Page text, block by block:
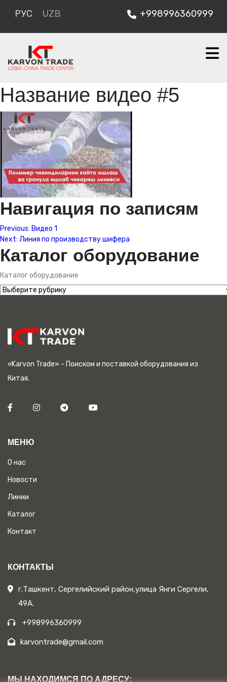
РУС UZB +998996360999
Название видео #5
Навигация по записям
Previous: Видео 1
Next: Линия по производству шифера
Каталог оборудование
Каталог оборудование
«Karvon Trade» - Поиском и поставкой оборудования из
Китая.
МЕНЮ
О нас
Новости
Линии
Каталог
Контакт
КОНТАКТЫ
г.Ташкент, Сергелийский район,улица Янги Сергели,
49А.
+998996360999
karvontrade@gmail.com
МЫ НАХОДИМСЯ ПО АДРЕСУ: